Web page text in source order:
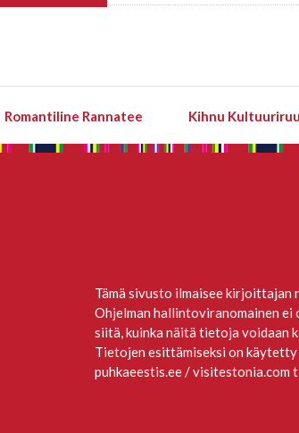
Romantiline Rannatee Kihnu
Tämä sivusto ilmaisee kirjoittajan
Ohjelman hallintoviranomainen ei
siitä, kuinka näitä tietoja voidaan
Tietojen esittämiseksi on käytetty
puhkaeestis.ee / visitestonia.com